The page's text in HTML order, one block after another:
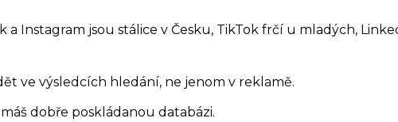
a Instagram jsou stálice v Česku, TikTok frčí u mladých,
ve výsledcích hledání, ne jenom v reklamě.
dobře poskládanou databázi.